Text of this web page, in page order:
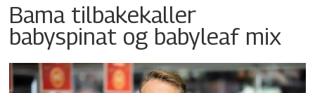
Bama tilbakekaller
babyspinat og babyleaf mix